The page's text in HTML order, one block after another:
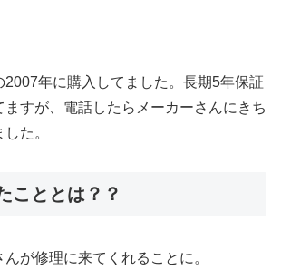
2007年に購入してました。長期5年保証
ますが、電話したらメーカーさんにきち
た。
こととは？？
が修理に来てくれることに。